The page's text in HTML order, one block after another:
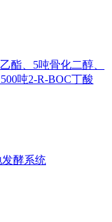
酯、5吨骨化二醇、
吨2-R-BOC丁酸
酵系统